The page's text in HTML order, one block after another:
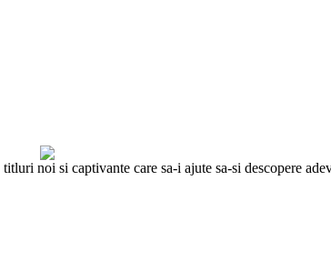
noi si captivante care sa-i ajute sa-si descopere